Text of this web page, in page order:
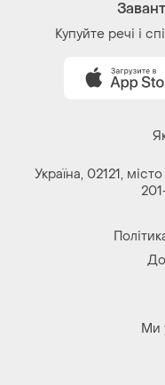
Купуйте речі і
Україна, 02121,
Ми